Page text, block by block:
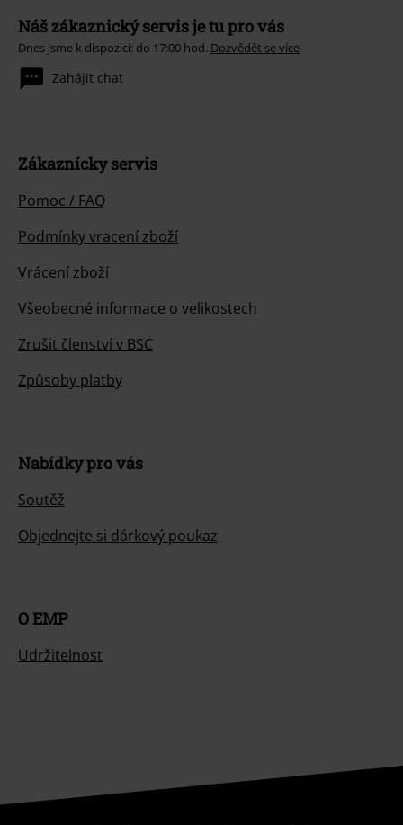
Náš zákaznický servis je tu pro vás
Dnes jsme k dispozici: do 17:00 hod. Dozvědět se více
Zahájit chat
Zákaznícky servis
Pomoc / FAQ
Podmínky vracení zboží
Vrácení zboží
Všeobecné informace o velikostech
Zrušit členství v BSC
Způsoby platby
Nabídky pro vás
Soutěž
Objednejte si dárkový poukaz
O EMP
Udržitelnost